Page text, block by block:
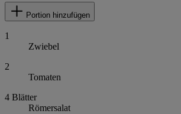
Portion hinzufügen
1
Zwiebel
2
Tomaten
4 Blätter
Römersalat